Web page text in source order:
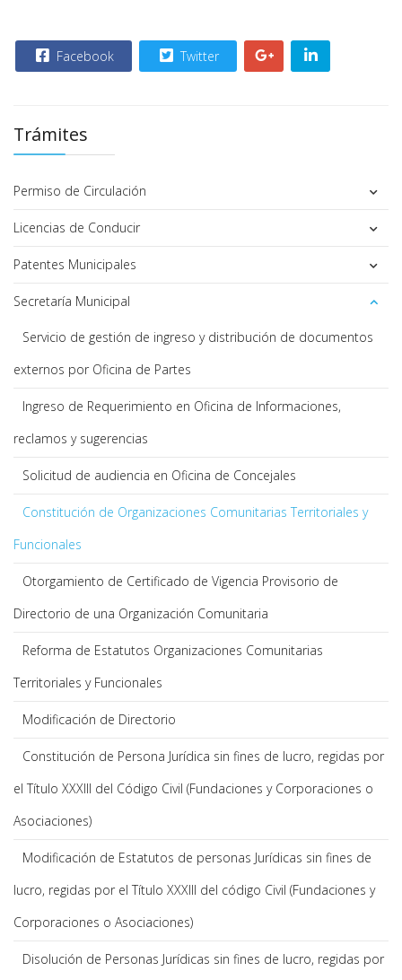
Facebook Twitter
Trámites
Permiso de Circulación
Licencias de Conducir
Patentes Municipales
Secretaría Municipal
Servicio de gestión de ingreso y distribución de documentos
externos por Oficina de Partes
Ingreso de Requerimiento en Oficina de Informaciones,
reclamos y sugerencias
Solicitud de audiencia en Oficina de Concejales
Constitución de Organizaciones Comunitarias Territoriales y
Funcionales
Otorgamiento de Certificado de Vigencia Provisorio de
Directorio de una Organización Comunitaria
Reforma de Estatutos Organizaciones Comunitarias
Territoriales y Funcionales
Modificación de Directorio
Constitución de Persona Jurídica sin fines de lucro, regidas por
el Título XXXIII del Código Civil (Fundaciones y Corporaciones o
Asociaciones)
Modificación de Estatutos de personas Jurídicas sin fines de
lucro, regidas por el Título XXXIII del código Civil (Fundaciones y
Corporaciones o Asociaciones)
Disolución de Personas Jurídicas sin fines de lucro, regidas por